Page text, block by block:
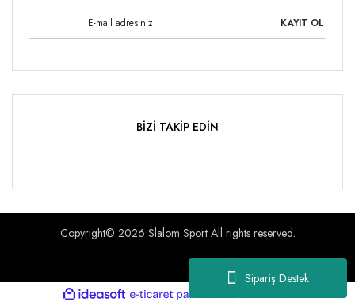
Sipariş Destek
KAYIT OL
BİZİ TAKİP EDİN
Copyright© 2026 Slalom Sport All rights reserved.
ideasoft